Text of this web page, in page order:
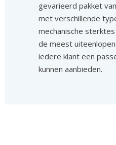
gevarieerd pakket
met verschillende
mechanische
de meest
iedere klant een
kunnen aanbieden.